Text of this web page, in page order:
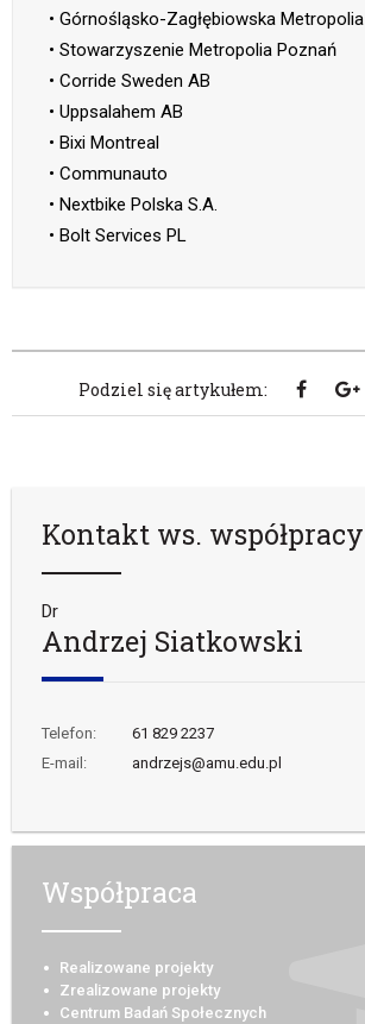
• Górnośląsko-Zagłębiowska Metropolia
• Stowarzyszenie Metropolia Poznań
• Corride Sweden AB
• Uppsalahem AB
• Bixi Montreal
• Communauto
• Nextbike Polska S.A.
• Bolt Services PL
Podziel się artykułem:
Kontakt ws. współpracy
Dr
Andrzej Siatkowski
Telefon:
61 829 2237
E-mail:
andrzejs@amu.edu.pl
Współpraca
Realizowane projekty
Zrealizowane projekty
Centrum Badań Społecznych